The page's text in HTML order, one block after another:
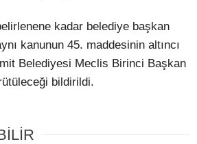
kadar belediye başkan
kanunun 45. maddesinin altıncı
Belediyesi Meclis Birinci Başkan
bildirildi.